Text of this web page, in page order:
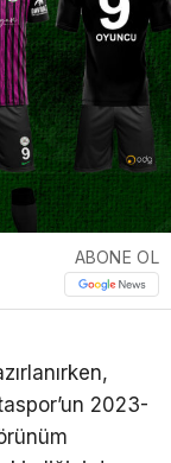
ABONE OL
2023-